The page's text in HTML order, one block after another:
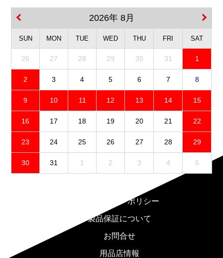
2026年 8月
SUN MON TUE WED THU FRI SAT
26 27 28 29 30 31 1
2 3 4 5 6 7 8
9 10 11 12 13 14 15
16 17 18 19 20 21 22
23 24 25 26 27 28 29
30 31 1 2 3 4 5
プライバシーポリシー
製品保証について
お問合せ
用品店情報